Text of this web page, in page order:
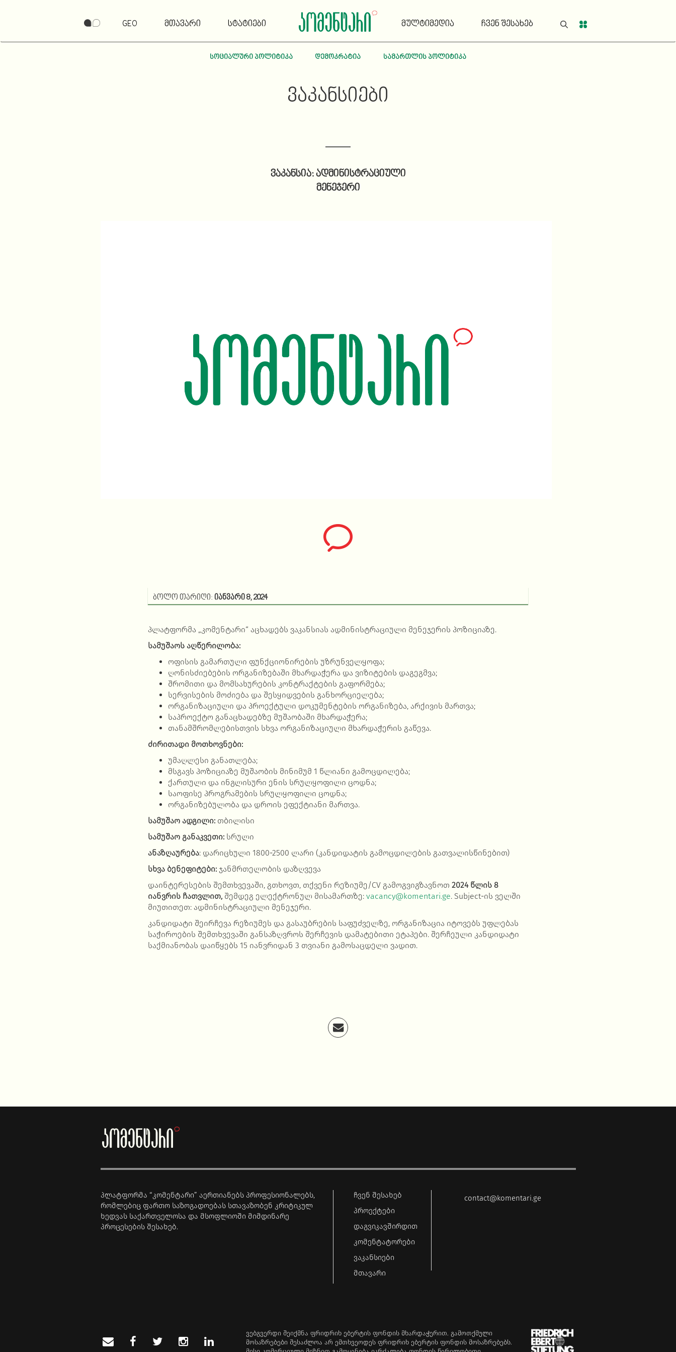
GEO მთავარი სტატიები მულტიმედია ჩვენ შესახებ
სოციალური პოლიტიკა დემოკრატია სამართლის პოლიტიკა
ᲕᲐᲙᲐᲜᲡᲘᲔᲑᲘ
ვაკანსია: ადმინისტრაციული
მენეჯერი
ბოლო თარიღი: იანვარი 8, 2024
პლატფორმა „კომენტარი“ აცხადებს ვაკანსიას ადმინისტრაციული მენეჯერის პოზიციაზე.
სამუშაოს აღწერილობა:
ოფისის გამართული ფუნქციონირების უზრუნველყოფა;
ღონისძიებების ორგანიზებაში მხარდაჭერა და ვიზიტების დაგეგმვა;
შრომითი და მომსახურების კონტრაქტების გაფორმება;
სერვისების მოძიება და შესყიდვების განხორციელება;
ორგანიზაციული და პროექტული დოკუმენტების ორგანიზება, არქივის მართვა;
საპროექტო განაცხადებზე მუშაობაში მხარდაჭერა;
თანამშრომლებისთვის სხვა ორგანიზაციული მხარდაჭერის გაწევა.
ძირითადი მოთხოვნები:
უმაღლესი განათლება;
მსგავს პოზიციაზე მუშაობის მინიმუმ 1 წლიანი გამოცდილება;
ქართული და ინგლისური ენის სრულყოფილი ცოდნა;
საოფისე პროგრამების სრულყოფილი ცოდნა;
ორგანიზებულობა და დროის ეფექტიანი მართვა.
სამუშაო ადგილი: თბილისი
სამუშაო განაკვეთი: სრული
ანაზღაურება: დარიცხული 1800-2500 ლარი (კანდიდატის გამოცდილების გათვალისწინებით)
სხვა ბენეფიტები: ჯანმრთელობის დაზღვევა
დაინტერესების შემთხვევაში, გთხოვთ, თქვენი რეზიუმე/CV გამოგვიგზავნოთ 2024 წლის 8
იანვრის ჩათვლით, შემდეგ ელექტრონულ მისამართზე: vacancy@komentari.ge. Subject-ის ველში
მიუთითეთ: ადმინისტრაციული მენეჯერი.
კანდიდატი შეირჩევა რეზიუმეს და გასაუბრების საფუძველზე, ორგანიზაცია იტოვებს უფლებას
საჭიროების შემთხვევაში განსაზღვროს შერჩევის დამატებითი ეტაპები. შერჩეული კანდიდატი
საქმიანობას დაიწყებს 15 იანვრიდან 3 თვიანი გამოსაცდელი ვადით.
პლატფორმა “კომენტარი” აერთიანებს პროფესიონალებს,
რომლებიც ფართო საზოგადოებას სთავაზობენ კრიტიკულ
ხედვას საქართველოსა და მსოფლიოში მიმდინარე
პროცესების შესახებ.
ჩვენ შესახებ
პროექტები
დაგვიკავშირდით
კომენტატორები
ვაკანსიები
მთავარი
contact@komentari.ge
ვებგვერდი შეიქმნა ფრიდრიხ ებერტის ფონდის მხარდაჭერით. გამოთქმული
მოსაზრებები შესაძლოა არ ემთხვეოდეს ფრიდრიხ ებერტის ფონდის მოსაზრებებს.